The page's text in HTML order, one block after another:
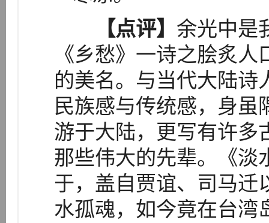
【点评】 余光中是
《乡愁》一诗之脍炙
的美名。与当代大陆诗
民族感与传统感，身
游于大陆，更写有许多
那些伟大的先辈。《淡
于，盖自贾谊、司马迁
水孤魂，如今竟在台湾